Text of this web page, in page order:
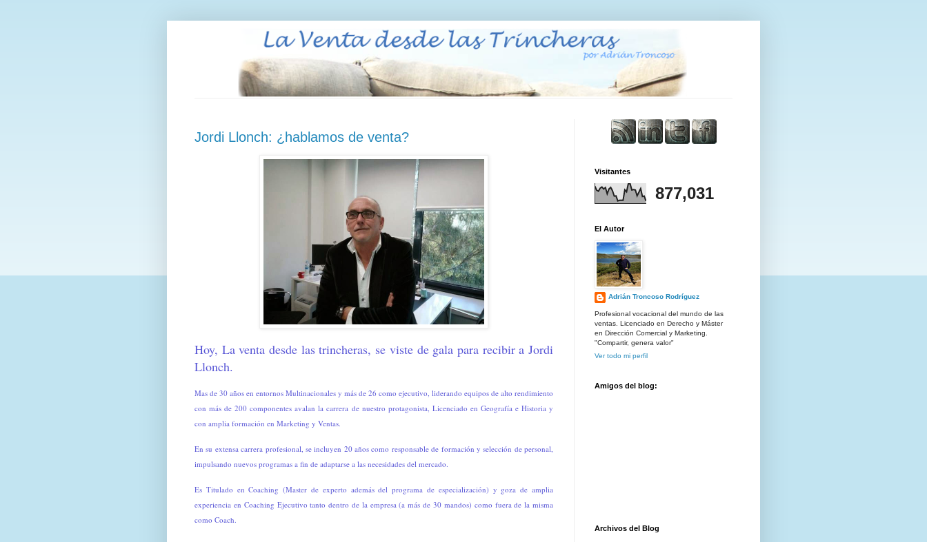
Jordi Llonch: ¿hablamos de venta?
Hoy, La venta desde las trincheras, se viste de gala para recibir a Jordi
Llonch.
Mas de 30 años en entornos Multinacionales y más de 26 como ejecutivo, liderando equipos de alto rendimiento
con más de 200 componentes avalan la carrera de nuestro protagonista, Licenciado en Geografía e Historia y
con amplia formación en Marketing y Ventas.
En su extensa carrera profesional, se incluyen 20 años como responsable de formación y selección de personal,
impulsando nuevos programas a fin de adaptarse a las necesidades del mercado.
Es Titulado en Coaching (Master de experto además del programa de especialización) y goza de amplia
experiencia en Coaching Ejecutivo tanto dentro de la empresa (a más de 30 mandos) como fuera de la misma
como Coach.
Visitantes
877,031
El Autor
Adrián Troncoso Rodríguez
Profesional vocacional del mundo de las
ventas. Licenciado en Derecho y Máster
en Dirección Comercial y Marketing.
"Compartir, genera valor"
Ver todo mi perfil
Amigos del blog:
Archivos del Blog